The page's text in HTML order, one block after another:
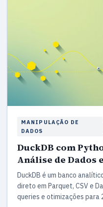
MANIPULAÇÃO DE
DADOS
DuckDB com
Análise de Dados
DuckDB é um banco
direto em Parquet, CSV e
queries e otimizações para